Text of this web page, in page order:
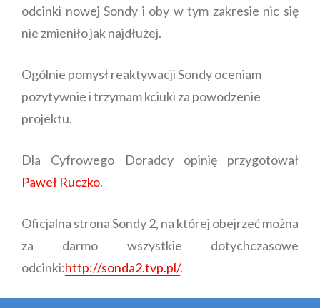
odcinki nowej Sondy i oby w tym zakresie nic się
nie zmieniło jak najdłużej.
Ogólnie pomysł reaktywacji Sondy oceniam
pozytywnie i trzymam kciuki za powodzenie
projektu.
Dla Cyfrowego Doradcy opinię przygotował
Paweł Ruczko.
Oficjalna strona Sondy 2, na której obejrzeć można
za darmo wszystkie dotychczasowe
odcinki:http://sonda2.tvp.pl/.